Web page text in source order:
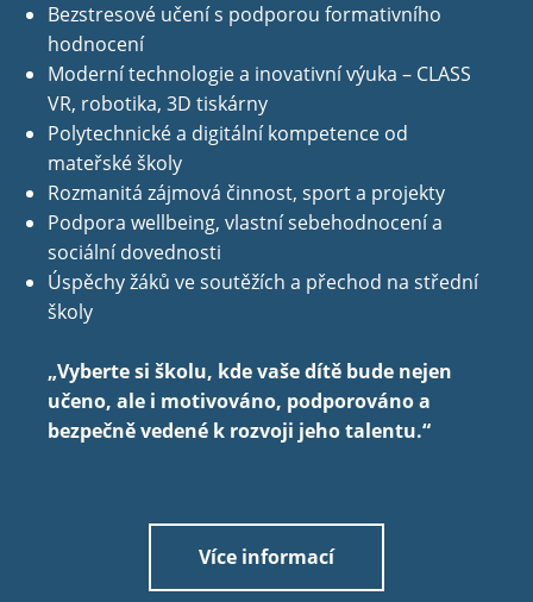
Bezstresové učení s podporou formativního
hodnocení
Moderní technologie a inovativní výuka – CLASS
VR, robotika, 3D tiskárny
Polytechnické a digitální kompetence od
mateřské školy
Rozmanitá zájmová činnost, sport a projekty
Podpora wellbeing, vlastní sebehodnocení a
sociální dovednosti
Úspěchy žáků ve soutěžích a přechod na střední
školy
„Vyberte si školu, kde vaše dítě bude nejen
učeno, ale i motivováno, podporováno a
bezpečně vedené k rozvoji jeho talentu.“
Více informací